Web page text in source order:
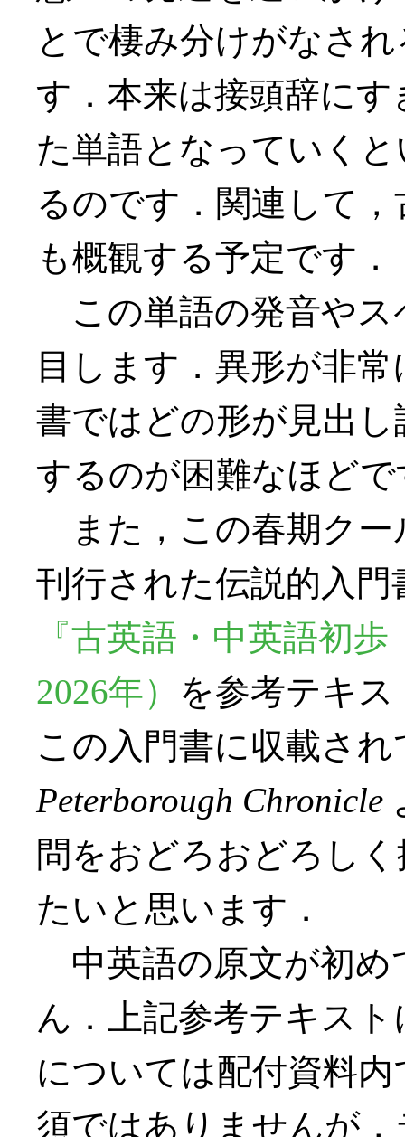
とで棲み分けがなさ
す．本来は接頭辞に
た単語となっていく
るのです．関連して
も概観する予定です．
この単語の発音やス
目します．異形が非
書ではどの形が見出
するのが困難なほどで
また，この春期クー
刊行された伝説的入門
『古英語・中英語初
2026年） を参考テキ
この入門書に収載さ
Peterborough Chronicle
問をおどろおどろし
たいと思います．
中英語の原文が初め
ん．上記参考テキス
については配付資料
須ではありませんが